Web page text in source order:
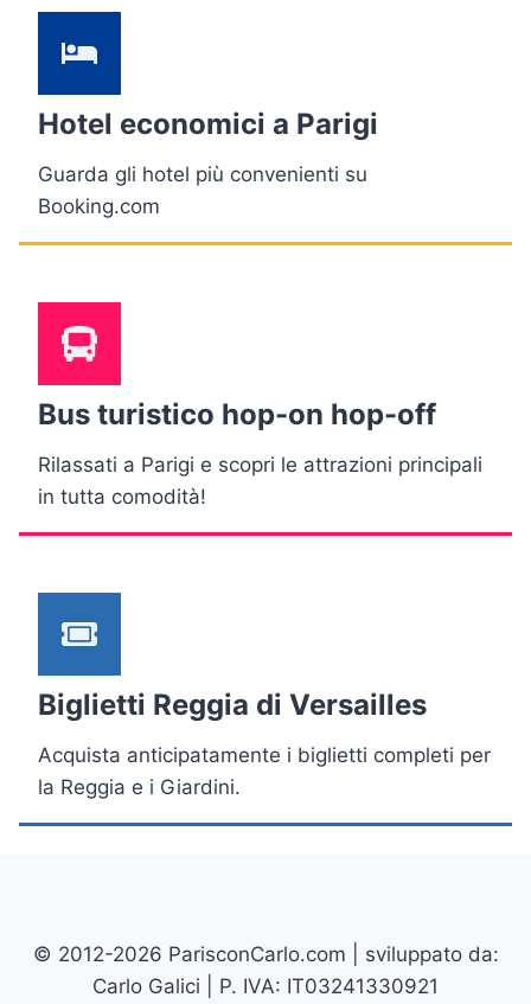
Hotel economici a Parigi
Guarda gli hotel più convenienti su
Booking.com
Bus turistico hop-on hop-off
Rilassati a Parigi e scopri le attrazioni principali
in tutta comodità!
Biglietti Reggia di Versailles
Acquista anticipatamente i biglietti completi per
la Reggia e i Giardini.
© 2012-2026 ParisconCarlo.com | sviluppato da:
Carlo Galici | P. IVA: IT03241330921